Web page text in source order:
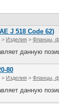
J 518 Code 62)
> Изделия > Фланцы,
данную
80
> Изделия > Фланцы,
данную